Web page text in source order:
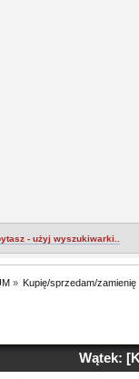
- użyj wyszukiwarki..
» Kupię/sprzedam/zamienię
Wątek: